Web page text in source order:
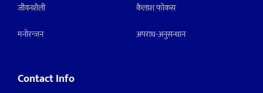
जीवनशैली
मनाेरन्जन
कैलाश फोकस
अपराध-अनुसन्धान
Contact Info